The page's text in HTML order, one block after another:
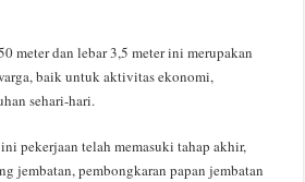
meter dan lebar 3,5 meter ini merupakan
baik untuk aktivitas ekonomi,
sehari-hari.
pekerjaan telah memasuki tahap akhir,
jembatan, pembongkaran papan jembatan